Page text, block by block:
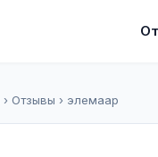
› Отзывы › элемаар